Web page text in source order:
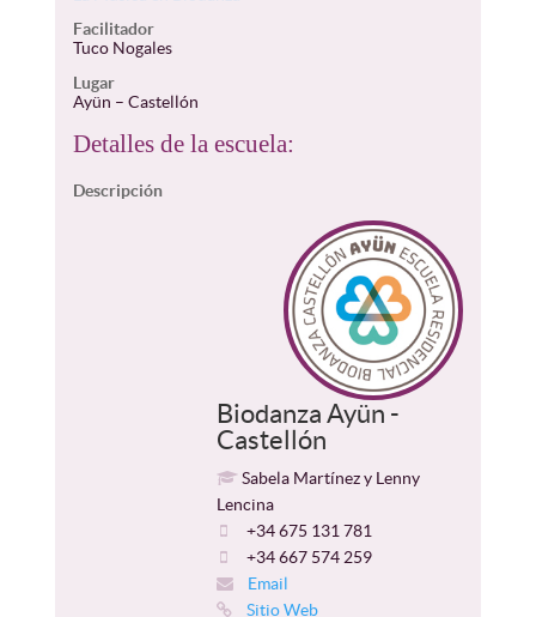
Facilitador
Tuco Nogales
Lugar
Ayün – Castellón
Detalles de la escuela:
Descripción
Biodanza Ayün -
Castellón
Sabela Martínez y Lenny
Lencina
+34 675 131 781
+34 667 574 259
Email
Sitio Web